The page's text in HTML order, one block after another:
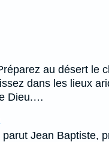
au désert le
dans les lieux
Dieu.…
Jean Baptiste,